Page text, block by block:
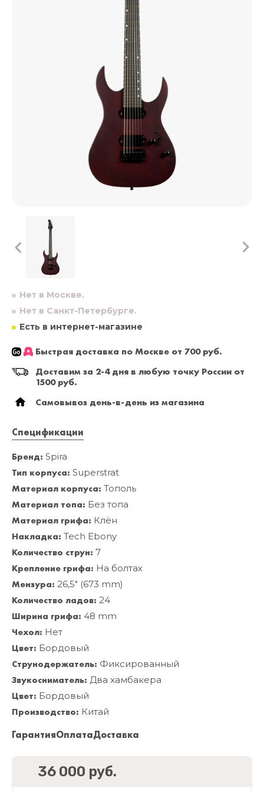
Нет в Москве.
Нет в Санкт-Петербурге.
Есть в интернет-магазине
Быстрая доставка по Москве от 700 руб.
Доставим за 2-4 дня в любую точку России от
1500 руб.
Самовывоз день-в-день из магазина
Спецификации
Бренд: Spira
Тип корпуса: Superstrat
Материал корпуса: Тополь
Материал топа: Без топа
Материал грифа: Клён
Накладка: Tech Ebony
Количество струн: 7
Крепление грифа: На болтах
Мензура: 26,5" (673 mm)
Количество ладов: 24
Ширина грифа: 48 mm
Чехол: Нет
Цвет: Бордовый
Струнодержатель: Фиксированный
Звукосниматель: Два хамбакера
Цвет: Бордовый
Производство: Китай
ГарантияОплатаДоставка
36 000 руб.